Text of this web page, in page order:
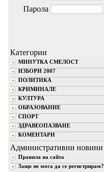
Парола
Категории
МИНУТКА СМЕЛОСТ
ИЗБОРИ 2007
ПОЛИТИКА
КРИМИНАЛЕ
КУЛТУРА
ОБРАЗОВАНИЕ
СПОРТ
ЗДРАВЕОПАЗВАНЕ
КОМЕНТАРИ
Административни новини
Правила на сайта
Защо не мога да се регистрирам?